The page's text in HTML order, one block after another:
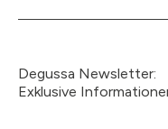
3.05
Degussa Newsletter:
Exklusive